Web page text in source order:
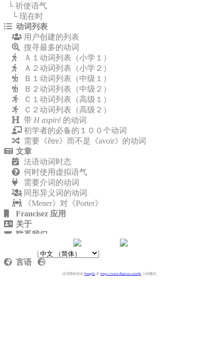
└ 祈使语气
└ 现在时
动词列表
用户创建的列表
搜寻最多的动词
Ａ１动词列表（小学１）
Ａ２动词列表（小学２）
Ｂ１动词列表（中级１）
Ｂ２动词列表（中级２）
Ｃ１动词列表（高级１）
Ｃ２动词列表（高级２）
带 H aspiré的动词
初学者的必备的１００个动词
需要《être》而不是《avoir》的动词
文章
法语动词时态
何时使用虚拟语气
需要介词的动词
同形异义词的动词
《Mener》对《Porter》
Francisez 应用
关于
联系我们
言语
这些图标是由 Freepik 在 https://www.flaticon.com/fr/ 上创建的。